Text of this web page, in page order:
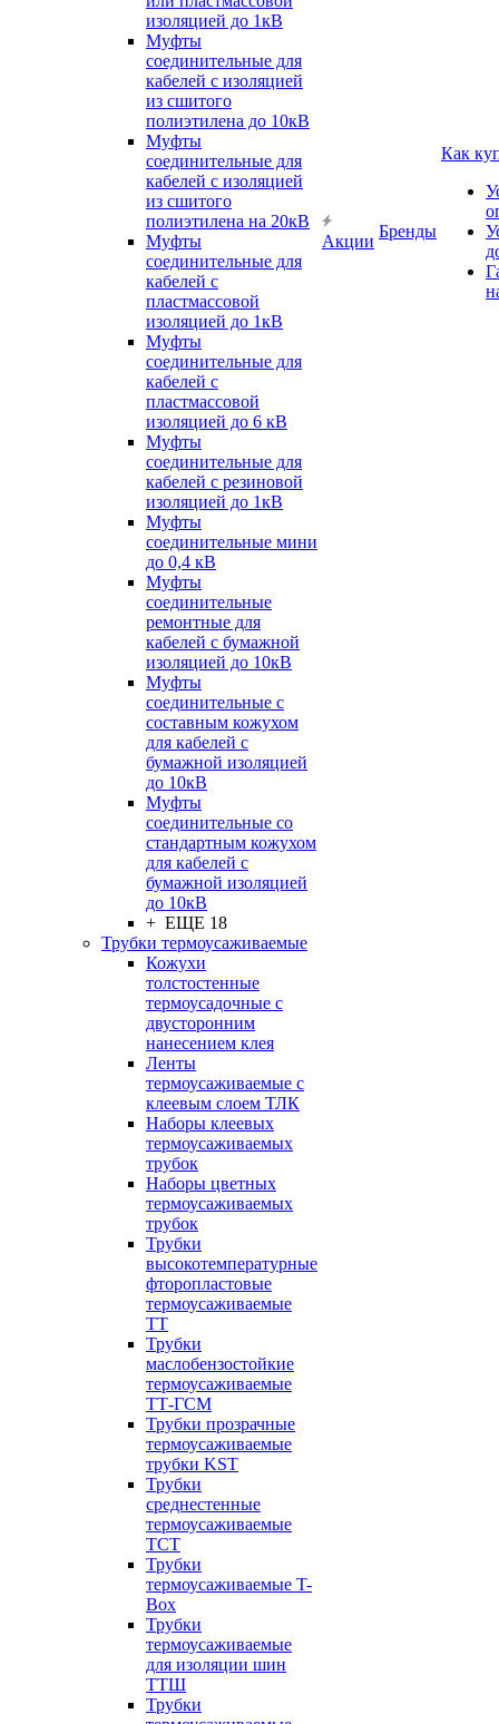
изоляцией до 1кВ
Муфты
соединительные для
кабелей с изоляцией
из сшитого
полиэтилена до 10кВ
Муфты
соединительные для
кабелей с изоляцией
из сшитого
полиэтилена на 20кВ
Муфты
соединительные для
кабелей с
пластмассовой
изоляцией до 1кВ
Муфты
соединительные для
кабелей с
пластмассовой
изоляцией до 6 кВ
Муфты
соединительные для
кабелей с резиновой
изоляцией до 1кВ
Муфты
соединительные мини
до 0,4 кВ
Муфты
соединительные
ремонтные для
кабелей с бумажной
изоляцией до 10кВ
Муфты
соединительные с
составным кожухом
для кабелей с
бумажной изоляцией
до 10кВ
Муфты
соединительные со
стандартным кожухом
для кабелей с
бумажной изоляцией
до 10кВ
+ ЕЩЕ 18
Трубки термоусаживаемые
Кожухи
толстостенные
термоусадочные с
двусторонним
нанесением клея
Ленты
термоусаживаемые с
клеевым слоем ТЛК
Наборы клеевых
термоусаживаемых
трубок
Наборы цветных
термоусаживаемых
трубок
Трубки
высокотемпературные
фторопластовые
термоусаживаемые
ТТ
Трубки
маслобензостойкие
термоусаживаемые
ТТ-ГСМ
Трубки прозрачные
термоусаживаемые
трубки KST
Трубки
среднестенные
термоусаживаемые
ТСТ
Трубки
термоусаживаемые T-
Box
Трубки
термоусаживаемые
для изоляции шин
ТТШ
Трубки
Акции
Бренды
Как